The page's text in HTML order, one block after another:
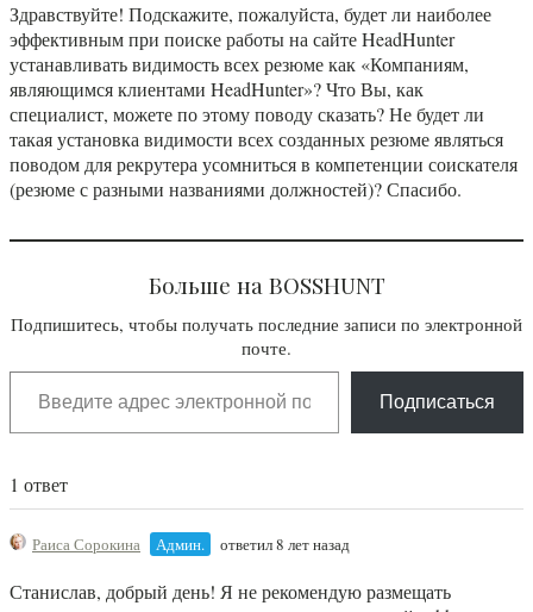
Здравствуйте! Подскажите, пожалуйста, будет ли наиболее
эффективным при поиске работы на сайте HeadHunter
устанавливать видимость всех резюме как «Компаниям,
являющимся клиентами HeadHunter»? Что Вы, как
специалист, можете по этому поводу сказать? Не будет ли
такая установка видимости всех созданных резюме являться
поводом для рекрутера усомниться в компетенции соискателя
(резюме с разными названиями должностей)? Спасибо.
Больше на BOSSHUNT
Подпишитесь, чтобы получать последние записи по электронной
почте.
Подписаться
1 ответ
Раиса Сорокина Админ. ответил 8 лет назад
Станислав, добрый день! Я не рекомендую размещать